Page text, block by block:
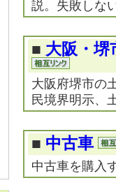
説。失敗しな
■ 大阪・堺
大阪府堺市の
民境界明示、
■ 中古車
中古車を購入